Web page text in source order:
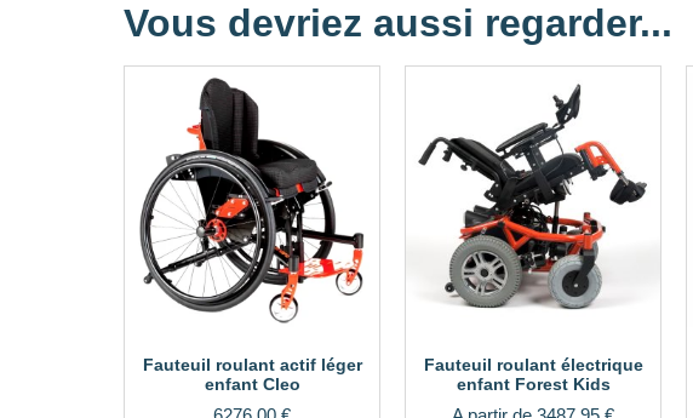
Vous devriez aussi regarder...
Fauteuil roulant actif léger
enfant Cleo
Fauteuil roulant électrique
enfant Forest Kids